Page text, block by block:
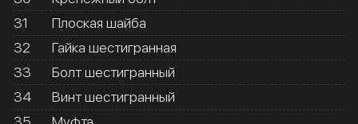
31
Плоская шайба
32
Гайка шестигранная
33
Болт шестигранный
34
Винт шестигранный